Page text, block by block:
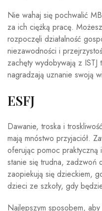
Nie wahaj się pochwalić
za ich ciężką pracę.
rozpoczęli działalność
niezawodności i
zachęty wydobywają z
nagradzają uznanie swoją
ESFJ
Dawanie, troska i
mają mnóstwo przyjaciół.
oferując pomoc praktyczną
stanie się trudna, zadzwoń
zaopiekują się dzieckiem,
dzieci ze szkoły, gdy
Najlepszym sposobem,